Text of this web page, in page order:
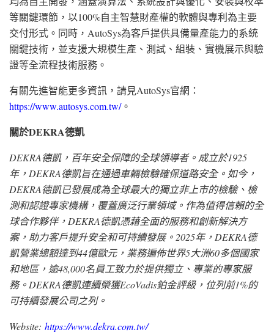
等關鍵環節，以100%自主智慧財產權的軟體與專利為主要
交付形式。同時，AutoSys為客戶提供具備量產能力的系統
關鍵技術，並支援大規模生產、測試、組裝、實機展示與驗
證等全流程技術服務。
有關先進智能更多資訊，請見AutoSys官網：
https://www.autosys.com.tw/。
關於DEKRA德凱
DEKRA德凱，百年安全保障的全球領導者。成立於1925
年， DEKRA德凱旨在通過車輛檢驗確保道路安全。如今，
DEKRA德凱已發展成為全球最大的獨立非上市的檢驗、檢
測和認證專家機構，覆蓋廣泛行業領域。作為值得信賴的全
球合作夥伴， DEKRA德凱憑藉全面的服務和創新解決方
案，助力客戶提升安全和可持續發展。2025年，DEKRA德
凱營業總額達到44億歐元，業務遍佈世界5大洲60多個國家
和地區，逾48,000名員工致力於提供獨立、專業的專家服
務。DEKRA德凱連續榮獲EcoVadis鉑金評級，位列前1%的
可持續發展公司之列。
Website: https://www.dekra.com.tw/